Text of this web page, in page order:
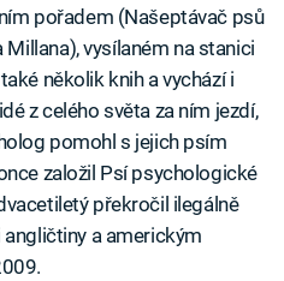
pořadem (Našeptávač psů
vysílaném na stanici
několik knih a vychází i
z celého světa za ním jezdí,
pomohl s jejich psím
založil Psí psychologické
překročil ilegálně
angličtiny a americkým